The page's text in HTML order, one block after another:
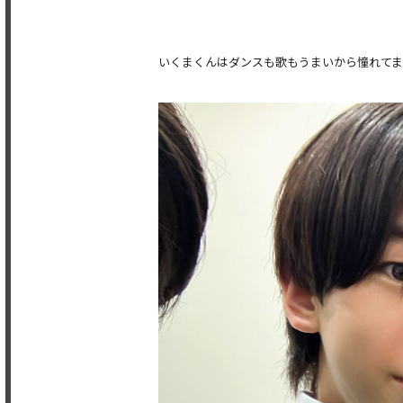
いくまくんはダンスも歌もうまいから憧れて